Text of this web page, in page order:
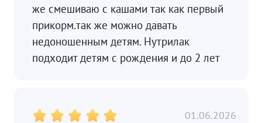
же смешиваю с кашами так как первый
прикорм.так же можно давать
недоношенным детям. Нутрилак
подходит детям с рождения и до 2 лет
01.06.2026